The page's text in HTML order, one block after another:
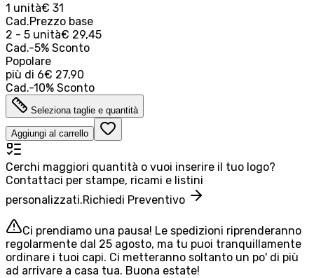
1 unità€ 31
Cad.Prezzo base
2 - 5 unità€ 29,45
Cad.-5% Sconto
Popolare
più di 6€ 27,90
Cad.-10% Sconto
Seleziona taglie e quantità
Aggiungi al carrello
Cerchi maggiori quantità o vuoi inserire il tuo logo?
Contattaci per stampe, ricami e listini
personalizzati.Richiedi Preventivo
Ci prendiamo una pausa! Le spedizioni riprenderanno
regolarmente dal 25 agosto, ma tu puoi tranquillamente
ordinare i tuoi capi. Ci metteranno soltanto un po' di più
ad arrivare a casa tua. Buona estate!